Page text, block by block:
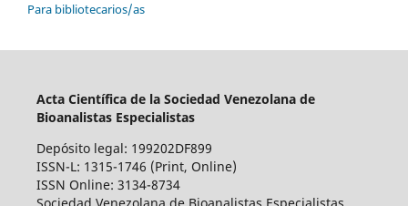
Para bibliotecarios/as
Acta Científica de la Sociedad Venezolana de
Bioanalistas Especialistas
Depósito legal: 199202DF899
ISSN-L: 1315-1746 (Print, Online)
ISSN Online: 3134-8734